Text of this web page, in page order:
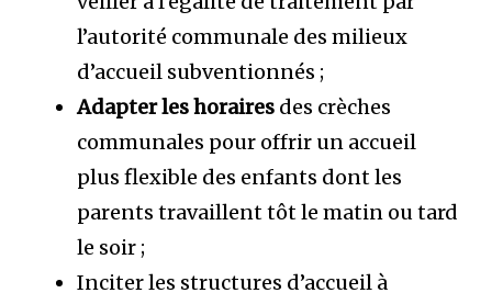
l’autorité communale des milieux
d’accueil subventionnés ;
Adapter les horaires des crèches
communales pour offrir un accueil
plus flexible des enfants dont les
parents travaillent tôt le matin ou tard
le soir ;
Inciter les structures d’accueil à